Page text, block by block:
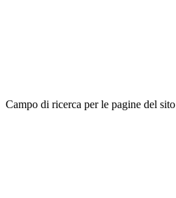
Campo di ricerca per le pagine del sito